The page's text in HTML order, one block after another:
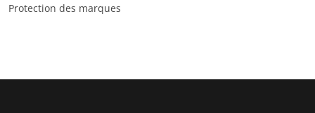
Protection des marques